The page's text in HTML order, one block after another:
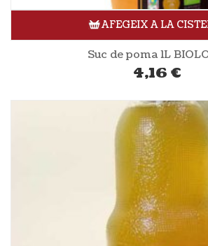
AFEGEIX A LA
Suc de poma 1L
4,16 €